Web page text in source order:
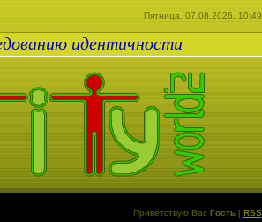
Пятница, 07.08.2026, 10:49
идентичности
Приветствую Вас Гость| RSS